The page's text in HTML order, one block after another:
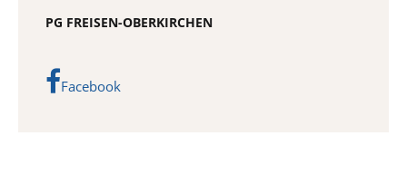
PG FREISEN-OBERKIRCHEN
Facebook